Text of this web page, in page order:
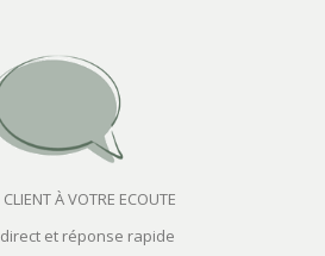
CLIENT À VOTRE ECOUTE
et réponse rapide